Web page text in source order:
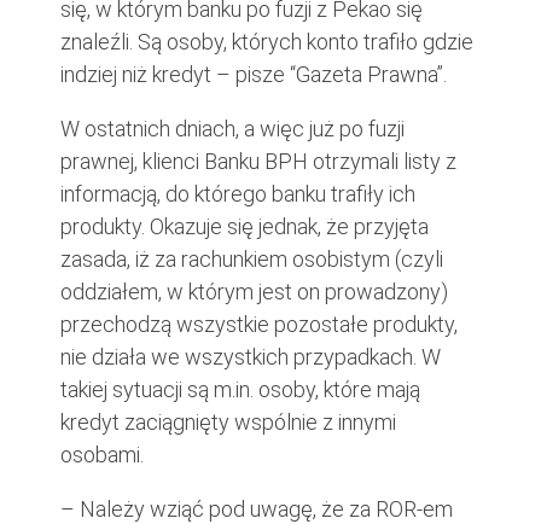
się, w którym banku po fuzji z Pekao się
znaleźli. Są osoby, których konto trafiło gdzie
indziej niż kredyt – pisze “Gazeta Prawna”.
W ostatnich dniach, a więc już po fuzji
prawnej, klienci Banku BPH otrzymali listy z
informacją, do którego banku trafiły ich
produkty. Okazuje się jednak, że przyjęta
zasada, iż za rachunkiem osobistym (czyli
oddziałem, w którym jest on prowadzony)
przechodzą wszystkie pozostałe produkty,
nie działa we wszystkich przypadkach. W
takiej sytuacji są m.in. osoby, które mają
kredyt zaciągnięty wspólnie z innymi
osobami.
– Należy wziąć pod uwagę, że za ROR-em